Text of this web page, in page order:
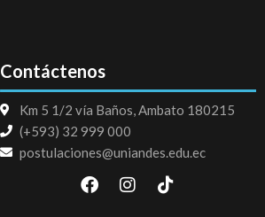
Contáctenos
Km 5 1/2 vía Baños, Ambato 180215
(+593) 32 999 000
postulaciones@uniandes.edu.ec
F
a
I
n
T
i